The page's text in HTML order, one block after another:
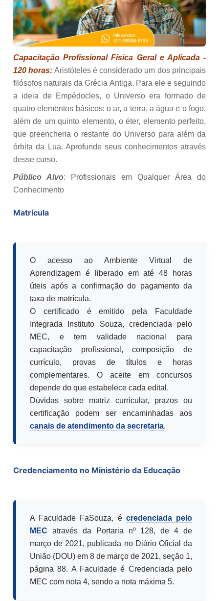
Capacitação Profissional Física Geral e Aplicada -
120 horas: Aristóteles é considerado um dos principais
filósofos naturais da Grécia Antiga. Para ele e seguindo
a ideia de Empédocles, o Universo era formado de
quatro elementos básicos: o ar, a terra, a água e o fogo,
além de um quinto elemento, o éter, elemento perfeito,
que preencheria o restante do Universo para além da
órbita da Lua. Aprofunde seus conhecimentos através
desse curso.
Público Alvo: Profissionais em Qualquer Área do
Conhecimento
Matrícula
O acesso ao Ambiente Virtual de
Aprendizagem é liberado em até 48 horas
úteis após a confirmação do pagamento da
taxa de matrícula.
O certificado é emitido pela Faculdade
Integrada Instituto Souza, credenciada pelo
MEC, e tem validade nacional para
capacitação profissional, composição de
currículo, provas de títulos e horas
complementares. O aceite em concursos
depende do que estabelece cada edital.
Dúvidas sobre matriz curricular, prazos ou
certificação podem ser encaminhadas aos
canais de atendimento da secretaria.
Credenciamento no Ministério da Educação
A Faculdade FaSouza, é credenciada pelo
MEC através da Portaria nº 128, de 4 de
março de 2021, publicada no Diário Oficial da
União (DOU) em 8 de março de 2021, seção 1,
página 88. A Faculdade é Credenciada pelo
MEC com nota 4, sendo a nota máxima 5.